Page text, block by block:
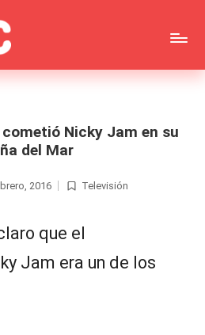
cometió Nicky Jam en su
del Mar
2016
Publicada
Televisión
que el
Jam era un de los